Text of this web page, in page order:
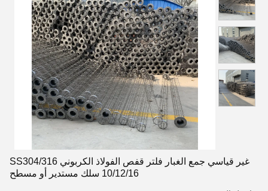
غير قياسي جمع الغبار فلتر قفص الفولاذ الكربوني SS304/316
10/12/16 سلك مستدير أو مسطح